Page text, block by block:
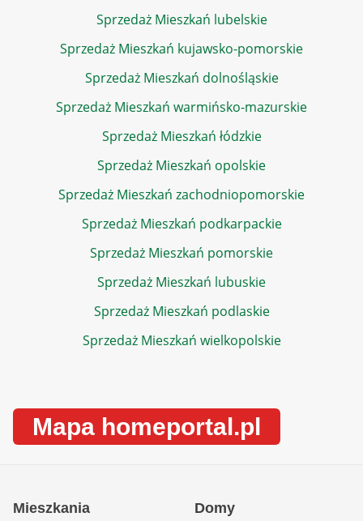
Sprzedaż Mieszkań lubelskie
Sprzedaż Mieszkań kujawsko-pomorskie
Sprzedaż Mieszkań dolnośląskie
Sprzedaż Mieszkań warmińsko-mazurskie
Sprzedaż Mieszkań łódzkie
Sprzedaż Mieszkań opolskie
Sprzedaż Mieszkań zachodniopomorskie
Sprzedaż Mieszkań podkarpackie
Sprzedaż Mieszkań pomorskie
Sprzedaż Mieszkań lubuskie
Sprzedaż Mieszkań podlaskie
Sprzedaż Mieszkań wielkopolskie
Mapa homeportal.pl
Mieszkania Domy